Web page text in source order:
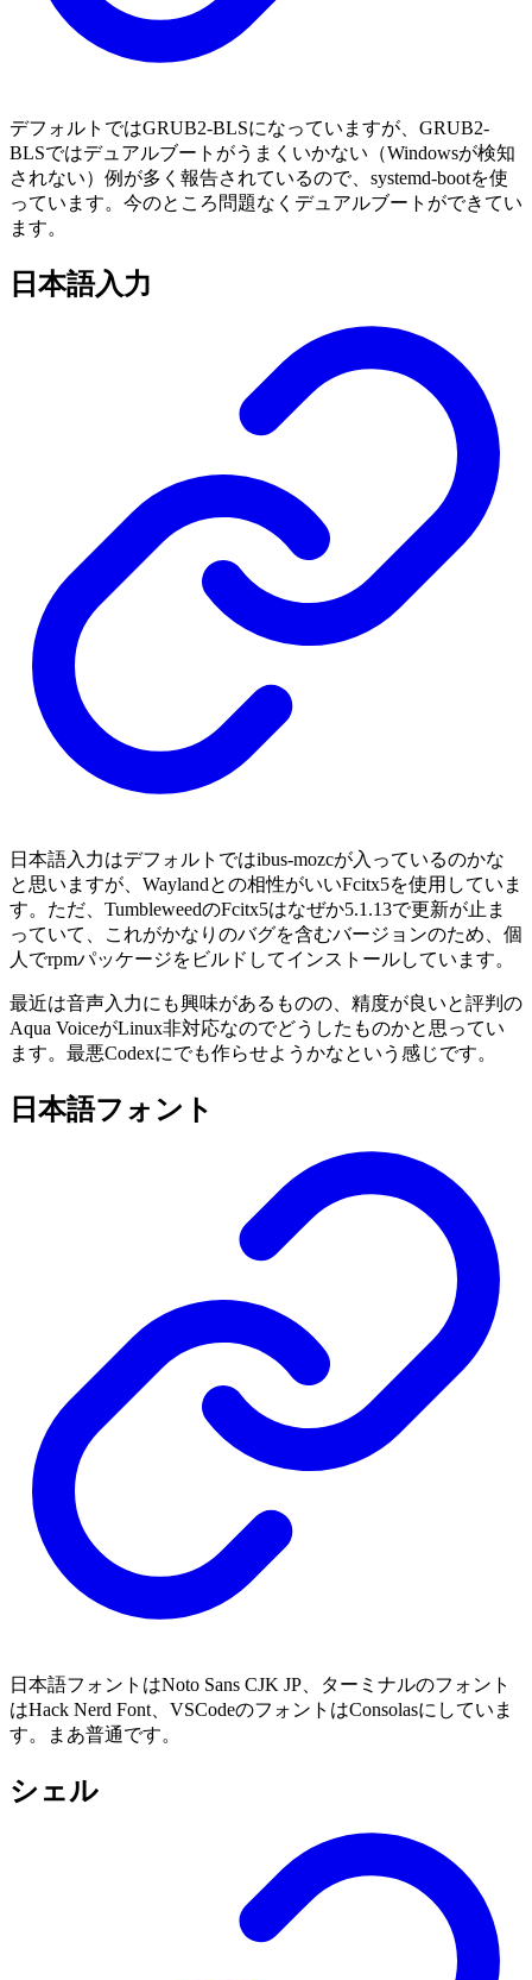
デフォルトではGRUB2-BLSになっていますが、GRUB2-
BLSではデュアルブートがうまくいかない（Windowsが検知
されない）例が多く報告されているので、systemd-bootを使
っています。今のところ問題なくデュアルブートができてい
ます。
日本語入力
日本語入力はデフォルトではibus-mozcが入っているのかな
と思いますが、Waylandとの相性がいいFcitx5を使用していま
す。ただ、TumbleweedのFcitx5はなぜか5.1.13で更新が止ま
っていて、これがかなりのバグを含むバージョンのため、個
人でrpmパッケージをビルドしてインストールしています。
最近は音声入力にも興味があるものの、精度が良いと評判の
Aqua VoiceがLinux非対応なのでどうしたものかと思ってい
ます。最悪Codexにでも作らせようかなという感じです。
日本語フォント
日本語フォントはNoto Sans CJK JP、ターミナルのフォント
はHack Nerd Font、VSCodeのフォントはConsolasにしていま
す。まあ普通です。
シェル